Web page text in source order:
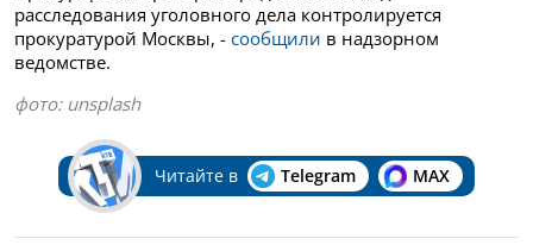
расследования уголовного дела контролируется
прокуратурой Москвы, - сообщили в надзорном
ведомстве.
фото: unsplash
Читайте в Telegram MAX